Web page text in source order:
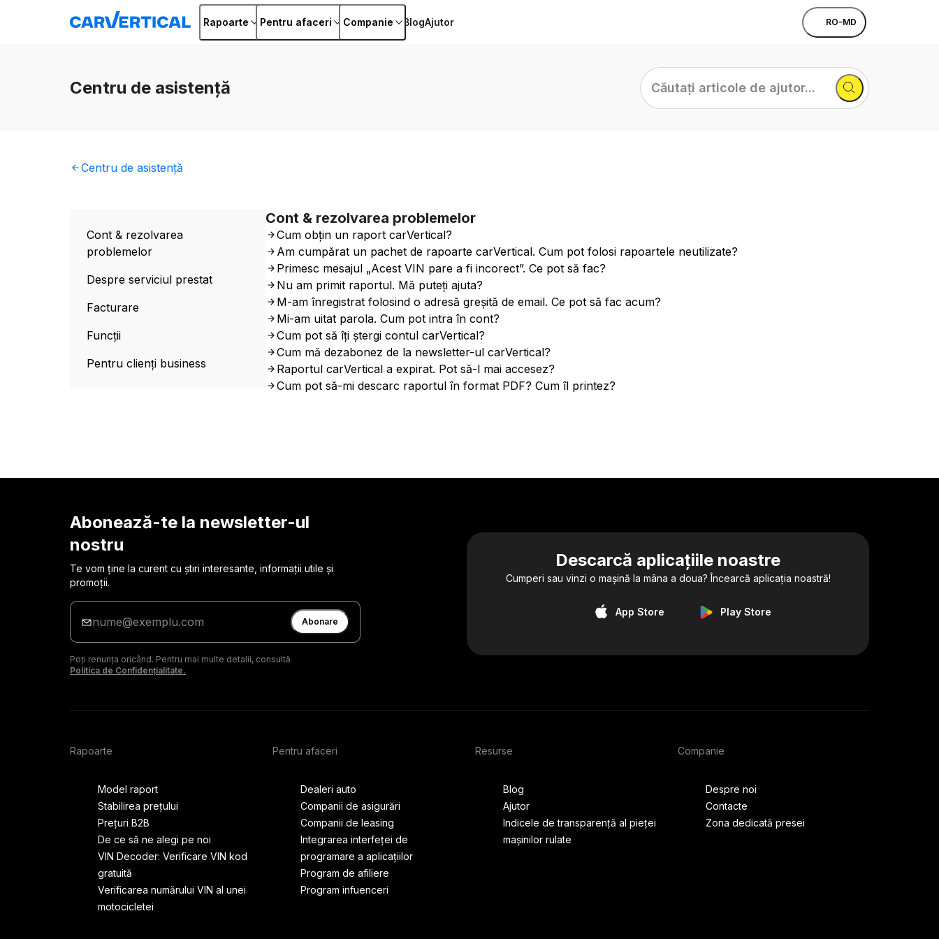
Rapoarte Pentru afaceri Companie BlogAjutor RO-MD
Centru de asistență
Căutați
articole
de
Centru de asistență
Cont & rezolvarea
problemelor
Despre serviciul prestat
Facturare
Funcții
Pentru clienți business
Cont & rezolvarea problemelor
Cum obțin un raport carVertical?
Am cumpărat un pachet de rapoarte carVertical. Cum pot folosi rapoartele neutilizate?
Primesc mesajul „Acest VIN pare a fi incorect”. Ce pot să fac?
Nu am primit raportul. Mă puteți ajuta?
M-am înregistrat folosind o adresă greșită de email. Ce pot să fac acum?
Mi-am uitat parola. Cum pot intra în cont?
Cum pot să îți ștergi contul carVertical?
Cum mă dezabonez de la newsletter-ul carVertical?
Raportul carVertical a expirat. Pot să-l mai accesez?
Cum pot să-mi descarc raportul în format PDF? Cum îl printez?
Abonează-te la newsletter-ul
nostru
Te vom ține la curent cu știri interesante, informații utile și
promoții.
Introduceți
adresa
de
mail
Abonare
Poți renunța oricând. Pentru mai multe detalii, consultă
Politica de Confidențialitate.
Descarcă aplicațiile noastre
Cumperi sau vinzi o mașină la mâna a doua? Încearcă aplicația noastră!
App Store Play Store
Rapoarte
Model raport
Stabilirea prețului
Prețuri B2B
De ce să ne alegi pe noi
VIN Decoder: Verificare VIN kod
gratuită
Verificarea numărului VIN al unei
motocicletei
Pentru afaceri
Dealeri auto
Companii de asigurări
Companii de leasing
Integrarea interfeței de
programare a aplicațiilor
Program de afiliere
Program infuenceri
Resurse
Blog
Ajutor
Indicele de transparență al pieței
mașinilor rulate
Companie
Despre noi
Contacte
Zona dedicată presei